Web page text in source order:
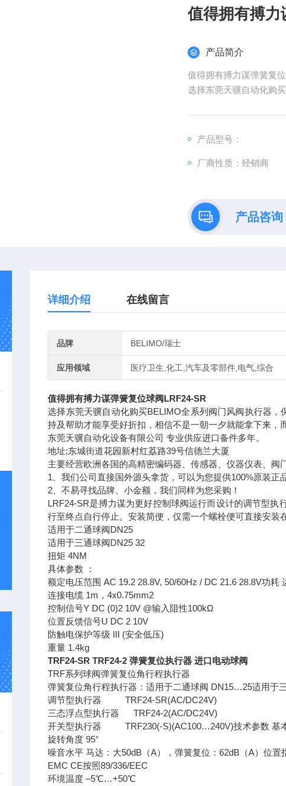
值得拥有搏力
产品简介
值得拥有搏力谋弹簧复
选择东莞天骥自动化购
产品型号：
厂商性质：经销商
产品咨询
详细介绍 在线留言
品牌 BELIMO/瑞士
应用领域 医疗卫生,化工,汽车及零部件,电气,综合
值得拥有搏力谋弹簧复位球阀LRF24-SR
选择东莞天骥自动化购买BELIMO全系列阀门风阀执行器
持及帮助才能享受好折扣，相信不是一朝一夕就能拿下来，
东莞天骥自动化设备有限公司 专业供应进口备件多年。
地址;东城街道花园新村红荔路39号信德兰大厦
主要经营欧洲各国的高精密编码器、传感器、仪器仪表、阀
1、我们公司直接国外源头拿货，可以为您提供100%原装正
2、不易寻找品牌、小金额，我们同样为您采购！
LRF24-SR是搏力谋为更好控制球阀运行而设计的调节型
行至终点自行停止。安装简便，仅需一个螺栓便可直接安装
适用于二通球阀DN25
适用于三通球阀DN25 32
扭矩 4NM
具体参数 ：
额定电压范围 AC 19.2 28.8V, 50/60Hz / DC 21.6 28.8V功耗
连接电缆 1m，4x0.75mm2
控制信号Y DC (0)2 10V @输入阻性100kΩ
位置反馈信号U DC 2 10V
防触电保护等级 III (安全低压)
重量 1.4kg
TRF24-SR TRF24-2 弹簧复位执行器 进口电动球阀
TRF系列球阀弹簧复位角行程执行器
弹簧复位角行程执行器：适用于二通球阀 DN15…25
调节型执行器 TRF24-SR(AC/DC24V)
三态浮点型执行器 TRF24-2(AC/DC24V)
开关型执行器 TRF230(-S)(AC100…240V)技术参数 基本
旋转角度 95°
噪音水平 马达：大50dB（A），弹簧复位：62dB（A）位置
EMC CE按照89/336/EEC
环境温度 –5℃…+50℃